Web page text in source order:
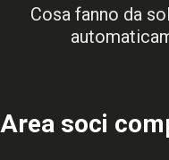
Cosa fanno da
Area soci